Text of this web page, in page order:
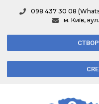
098 437 30 08
м. Київ,